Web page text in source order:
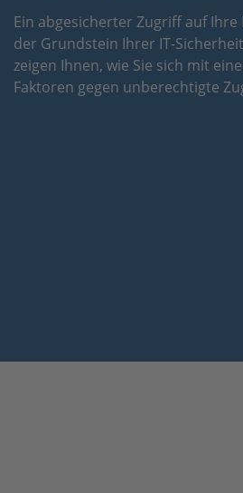
Ein abgesicherter Zugriff auf
der Grundstein Ihrer IT-
zeigen Ihnen, wie Sie sich mit
Faktoren gegen unberechtigte